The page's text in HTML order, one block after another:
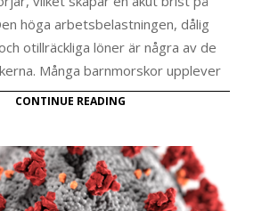
höga arbetsbelastningen, dålig
otillräckliga löner är några av de
Många barnmorskor upplever
CONTINUE READING